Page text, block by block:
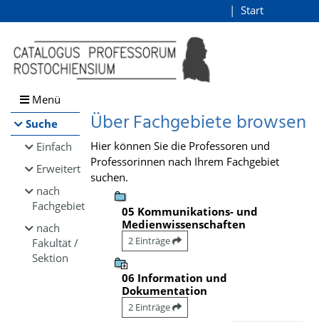
Browsen
direkt zum Inhalt
Start
Menü
Suche
Einfach
Erweitert
nach
Fachgebiet
nach
Fakultät /
Sektion
Über Fachgebiete browsen
Hier können Sie die Professoren und
Professorinnen nach Ihrem Fachgebiet
suchen.
05 Kommunikations- und
Medienwissenschaften
2 Einträge
06 Information und
Dokumentation
2 Einträge